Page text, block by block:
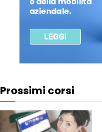
Prossimi corsi